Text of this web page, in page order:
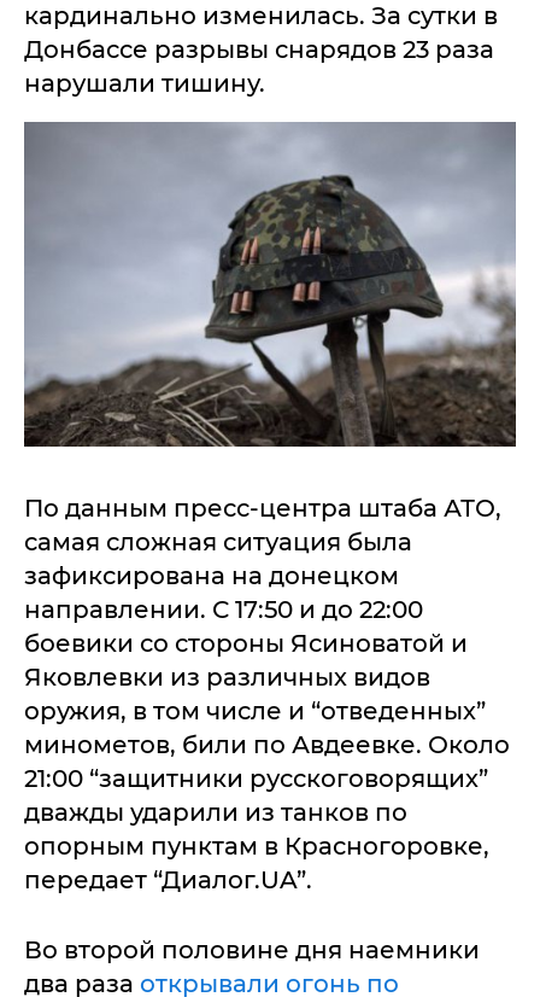
кардинально изменилась. За сутки в
Донбассе разрывы снарядов 23 раза
нарушали тишину.
По данным пресс-центра штаба АТО,
самая сложная ситуация была
зафиксирована на донецком
направлении. С 17:50 и до 22:00
боевики со стороны Ясиноватой и
Яковлевки из различных видов
оружия, в том числе и “отведенных”
минометов, били по Авдеевке. Около
21:00 “защитники русскоговорящих”
дважды ударили из танков по
опорным пунктам в Красногоровке,
передает “Диалог.UA”.
Во второй половине дня наемники
два раза открывали огонь по